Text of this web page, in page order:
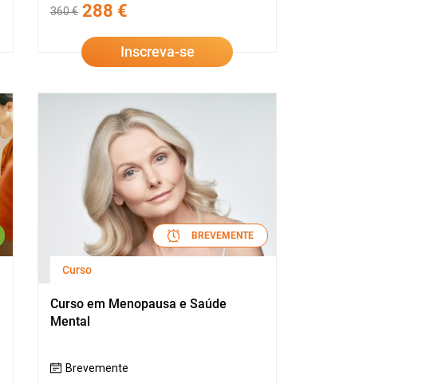
360 € 288 €
Inscreva-se
BREVEMENTE
Curso
Curso em Menopausa e Saúde
Mental
Brevemente